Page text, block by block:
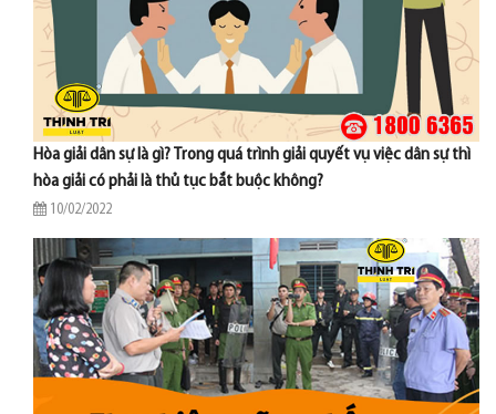
Hòa giải dân sự là gì? Trong quá trình giải quyết vụ việc dân sự thì
hòa giải có phải là thủ tục bắt buộc không?
10/02/2022